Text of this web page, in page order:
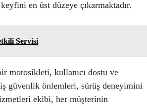
en üst düzeye çıkarmaktadır.
Servisi
motosikleti, kullanıcı dostu ve
güvenlik önlemleri, sürüş deneyimini
ekibi, her müşterinin